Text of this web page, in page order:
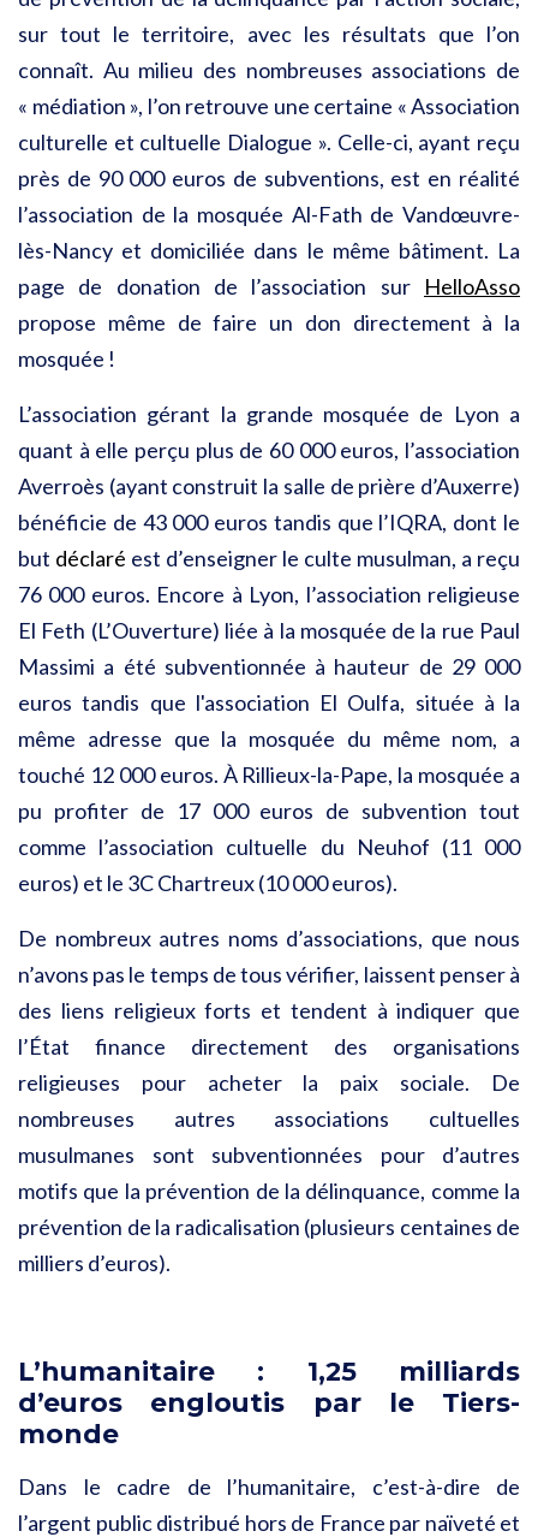
sur tout le territoire, avec les résultats que l’on
connaît. Au milieu des nombreuses associations de
« médiation », l’on retrouve une certaine « Association
culturelle et cultuelle Dialogue ». Celle-ci, ayant reçu
près de 90 000 euros de subventions, est en réalité
l’association de la mosquée Al-Fath de Vandœuvre-
lès-Nancy et domiciliée dans le même bâtiment. La
page de donation de l’association sur
HelloAsso
propose même de faire un don directement à la
mosquée !
L’association gérant la grande mosquée de Lyon a
quant à elle perçu plus de 60 000 euros, l’association
Averroès (ayant construit la salle de prière d’Auxerre)
bénéficie de 43 000 euros tandis que l’IQRA, dont le
but déclaré est d’enseigner le culte musulman, a reçu
76 000 euros. Encore à Lyon, l’association religieuse
El Feth (L’Ouverture) liée à la mosquée de la rue Paul
Massimi a été subventionnée à hauteur de 29 000
euros tandis que l'association El Oulfa, située à la
même adresse que la mosquée du même nom, a
touché 12 000 euros. À Rillieux-la-Pape, la mosquée a
pu profiter de 17 000 euros de subvention tout
comme l’association cultuelle du Neuhof (11 000
euros) et le 3C Chartreux (10 000 euros).
De nombreux autres noms d’associations, que nous
n’avons pas le temps de tous vérifier, laissent penser à
des liens religieux forts et tendent à indiquer que
l’État finance directement des organisations
religieuses pour acheter la paix sociale. De
nombreuses autres associations cultuelles
musulmanes sont subventionnées pour d’autres
motifs que la prévention de la délinquance, comme la
prévention de la radicalisation (plusieurs centaines de
milliers d’euros).
L’humanitaire : 1,25 milliards
d’euros engloutis par le Tiers-
monde
Dans le cadre de l’humanitaire, c’est-à-dire de
l’argent public distribué hors de France par naïveté et